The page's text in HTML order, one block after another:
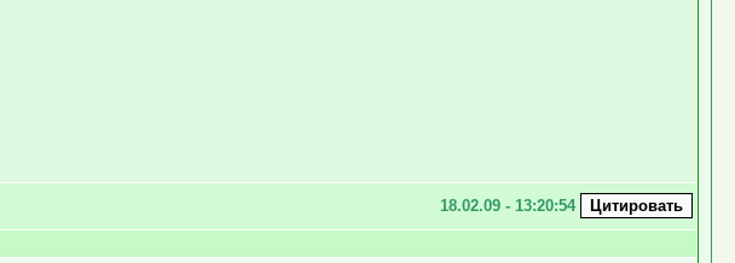
18.02.09 - 13:20:54